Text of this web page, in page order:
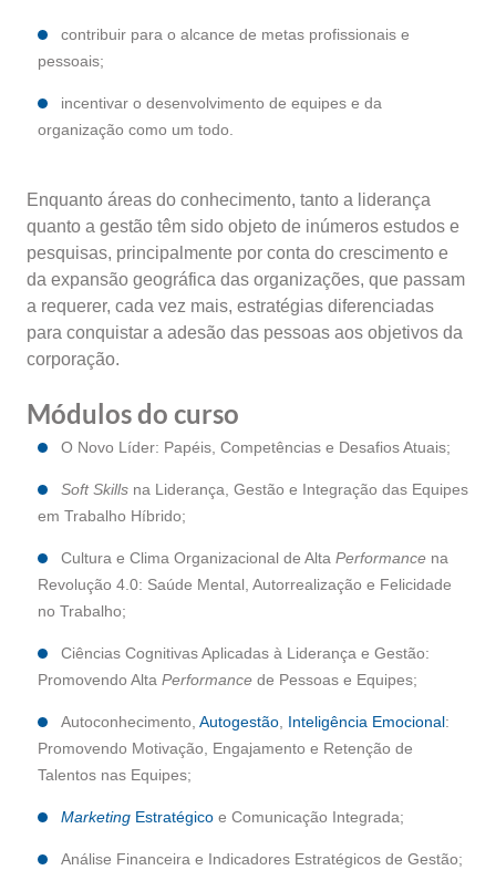
contribuir para o alcance de metas profissionais e
pessoais;
incentivar o desenvolvimento de equipes e da
organização como um todo.
Enquanto áreas do conhecimento, tanto a liderança
quanto a gestão têm sido objeto de inúmeros estudos e
pesquisas, principalmente por conta do crescimento e
da expansão geográfica das organizações, que passam
a requerer, cada vez mais, estratégias diferenciadas
para conquistar a adesão das pessoas aos objetivos da
corporação.
Módulos do curso
O Novo Líder: Papéis, Competências e Desafios Atuais;
Soft Skills na Liderança, Gestão e Integração das Equipes
em Trabalho Híbrido;
Cultura e Clima Organizacional de Alta Performance na
Revolução 4.0: Saúde Mental, Autorrealização e Felicidade
no Trabalho;
Ciências Cognitivas Aplicadas à Liderança e Gestão:
Promovendo Alta Performance de Pessoas e Equipes;
Autoconhecimento, Autogestão Inteligência Emocional:
Promovendo Motivação, Engajamento e Retenção de
Talentos nas Equipes;
Marketing Estratégico e Comunicação Integrada;
Análise Financeira e Indicadores Estratégicos de Gestão;